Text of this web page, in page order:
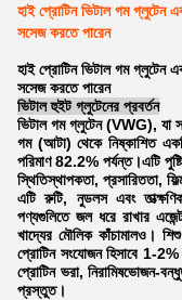
হাই প্রোটিন ভিটাল গম গ্লুটেন
সসেজ করতে পারেন
হাই প্রোটিন ভিটাল গম গ্লুটেন
সসেজ করতে পারেন
ভিটাল হুইট গ্লুটেনের প্রবর্তন
ভিটাল গম গ্লুটেন (VWG), যা
গম (আটা) থেকে নিষ্কাশিত
পরিমাণ 82.2% পর্যন্ত।এটি
স্থিতিস্থাপকতা, প্রসারিততা,
এটি রুটি, নুডলস এবং
পণ্যগুলিতে জল ধরে রাখার
খাদ্যের মৌলিক কাঁচামালও।
প্রোটিন সংযোজন হিসাবে 1-
প্রোটিন ভরা, নিরামিষভোজন-
প্রস্তুত।